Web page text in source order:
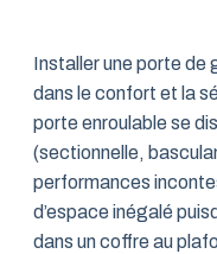
Installer une porte de
dans le confort et la
porte enroulable se
(sectionnelle,
performances
d’espace inégalé
dans un coffre au